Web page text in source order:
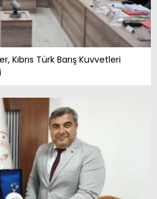
Kıbrıs Türk Barış Kuvvetleri